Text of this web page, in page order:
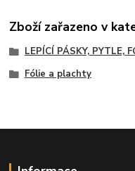
Zboží zařazeno v
LEPÍCÍ PÁSKY, PYTLE,
Fólie a plachty